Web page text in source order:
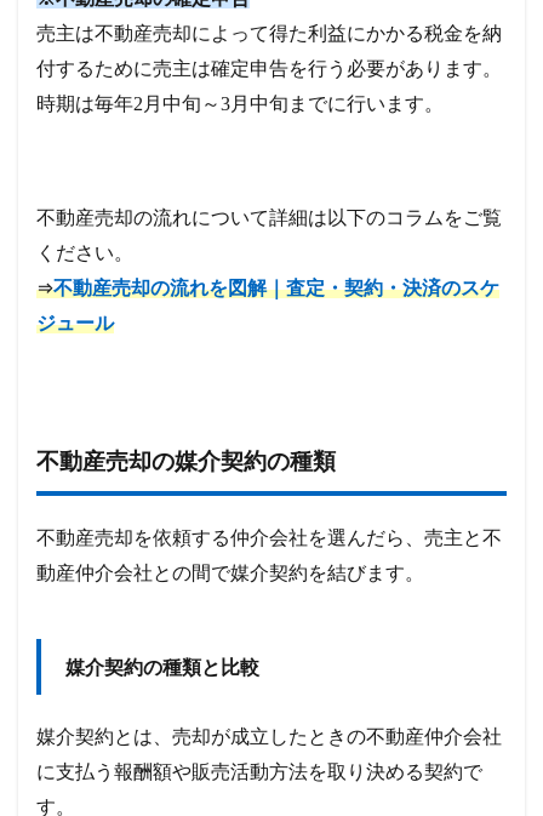
売主は不動産売却によって得た利益にかかる税金を納
付するために売主は確定申告を行う必要があります。
時期は毎年2月中旬～3月中旬までに行います。
不動産売却の流れについて詳細は以下のコラムをご覧
ください。
⇒不動産売却の流れを図解｜査定・契約・決済のスケ
ジュール
不動産売却の媒介契約の種類
不動産売却を依頼する仲介会社を選んだら、売主と不
動産仲介会社との間で媒介契約を結びます。
媒介契約の種類と比較
媒介契約とは、売却が成立したときの不動産仲介会社
に支払う報酬額や販売活動方法を取り決める契約で
す。